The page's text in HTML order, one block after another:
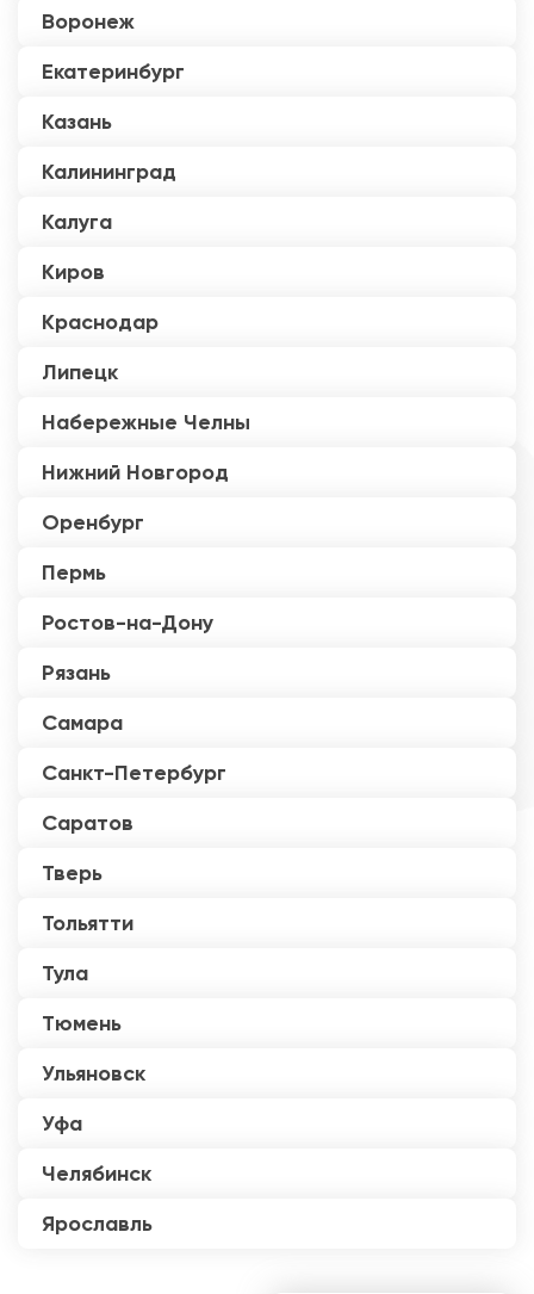
Воронеж
Екатеринбург
Казань
Калининград
Калуга
Киров
Краснодар
Липецк
Набережные Челны
Нижний Новгород
Оренбург
Пермь
Ростов-на-Дону
Рязань
Самара
Санкт-Петербург
Саратов
Тверь
Тольятти
Тула
Тюмень
Ульяновск
Уфа
Челябинск
Ярославль